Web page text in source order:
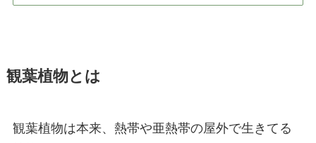
観葉植物とは
観葉植物は本来、熱帯や亜熱帯の屋外で生きてる